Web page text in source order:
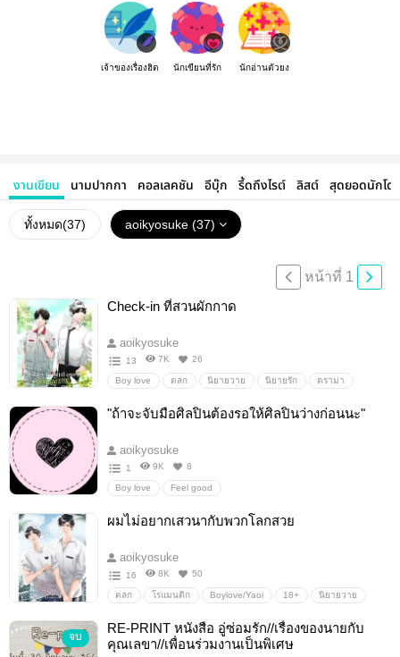
เจ้าของเรื่องฮิต นักเขียนที่รัก นักอ่านตัวยง
งานเขียน นามปากกา คอลเลคชัน อีบุ๊ก รี้ดถึงไรต์ ลิสต์ สุดยอดนักโด
ทั้งหมด(37) aoikyosuke (37)
หน้าที่ 1
Check-in ที่สวนผักกาด
aoikyosuke
13 7K 26
Boy love ตลก นิยายวาย นิยายรัก ดราม่า
เรท18+ แนวชายรักชาย นิยายวายแนะนำ
Boylove/Yaoi นิยายวายฟีลกู๊ด
"ถ้าจะจับมือศิลปินต้องรอให้ศิลปินว่างก่อนนะ"
aoikyosuke
1 9K 8
Boy love Feel good
ผมไม่อยากเสวนากับพวกโลกสวย
aoikyosuke
16 8K 50
ตลก โรแมนติก Boylove/Yaoi 18+ นิยายวาย
จบ
RE-PRINT หนังสือ อู่ซ่อมรัก//เรื่องของนายกับ
คุณเลขา//เพื่อนร่วมงานเป็นพิเศษ